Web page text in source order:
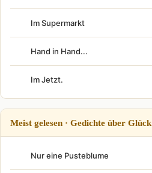
Im Supermarkt
Hand in Hand...
Im Jetzt.
Meist gelesen · Gedichte über Glück
Nur eine Pusteblume